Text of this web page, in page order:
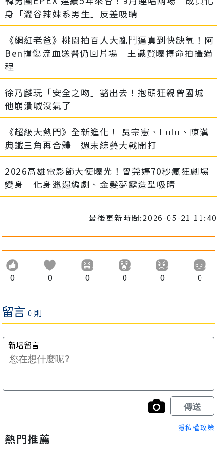
身「澀谷辣妹系男生」反差吸睛
《網紅老爸》桃園拍百人大亂鬥逼真到快缺氧！阿
Ben撞傷流血送醫仍回片場 王識賢曝搏命拍攝過
程
徐乃麟玩「安全之吻」豁出去！抱頭狂親曾國城
他崩潰喊沒氣了
《超級大熱門》全新進化！ 吳宗憲、Lulu、陳漢
典鐵三角再合體 週末綜藝大戰開打
2026高雄電影節大使曝光！曾莞婷70秒瘋狂劇場
變身 化身邋遢編劇、金髮夢露造型吸睛
最後更新時間:2026-05-21 11:40
0 0 0 0 0 0
隱私權政策
熱門推薦